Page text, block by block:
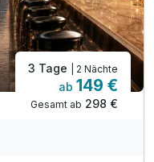
3 Tage | 2 Nächte
ab 149 €
Gesamt ab 298 €